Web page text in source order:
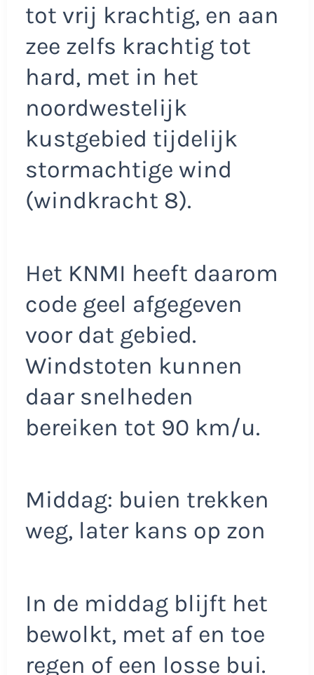
tot vrij krachtig, en aan
zee zelfs krachtig tot
hard, met in het
noordwestelijk
kustgebied tijdelijk
stormachtige wind
(windkracht 8).
Het KNMI heeft daarom
code geel afgegeven
voor dat gebied.
Windstoten kunnen
daar snelheden
bereiken tot 90 km/u.
Middag: buien trekken
weg, later kans op zon
In de middag blijft het
bewolkt, met af en toe
regen of een losse bui.